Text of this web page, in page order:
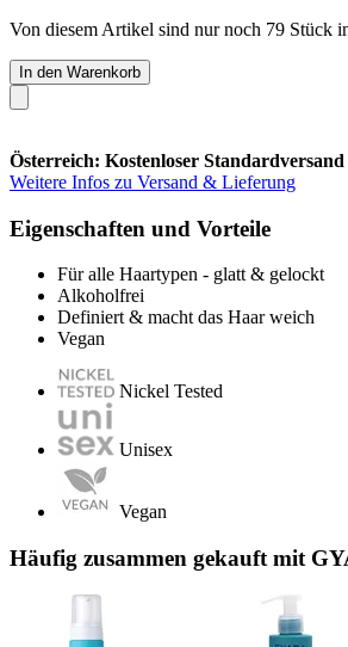
Von diesem Artikel sind nur noch 79 Stück
In den Warenkorb
Österreich: Kostenloser Standardversand
Weitere Infos zu Versand & Lieferung
Eigenschaften und Vorteile
Für alle Haartypen - glatt & gelockt
Alkoholfrei
Definiert & macht das Haar weich
Vegan
Nickel Tested
Unisex
Vegan
Häufig zusammen gekauft mit